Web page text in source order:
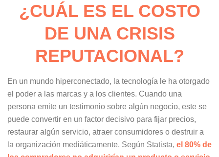
¿CUÁL ES EL COSTO
DE UNA CRISIS
REPUTACIONAL?
En un mundo hiperconectado, la tecnología le ha otorgado
el poder a las marcas y a los clientes. Cuando una
persona emite un testimonio sobre algún negocio, este se
puede convertir en un factor decisivo para fijar precios,
restaurar algún servicio, atraer consumidores o destruir a
la organización mediáticamente. Según Statista, el 80% de